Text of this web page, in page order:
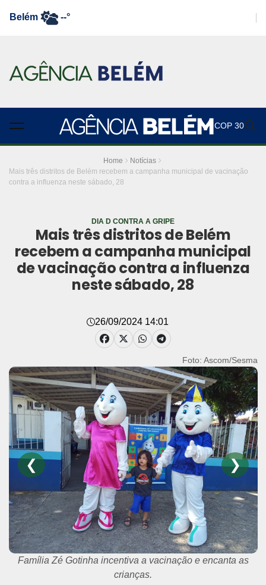
Belém --°
COP 30
Home
Notícias
Mais três distritos de Belém recebem a campanha municipal de vacinação
contra a influenza neste sábado, 28
DIA D CONTRA A GRIPE
Mais três distritos de Belém
recebem a campanha municipal
de vacinação contra a influenza
neste sábado, 28
26/09/2024 14:01
Foto: Ascom/Sesma
❮ ❯
Família Zé Gotinha incentiva a vacinação e encanta as
crianças.